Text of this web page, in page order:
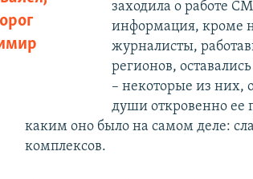
заходила о работе
информация, кроме
журналисты,
регионов,
– некоторые из них,
души откровенно ее
каким оно было на самом деле:
комплексов.